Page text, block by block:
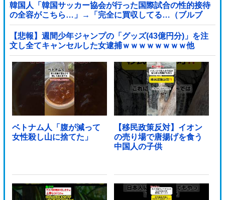
韓国人「韓国サッカー協会が行った国際試合の性的接待
の全容がこちら…」→「完全に買収してる…（ブルブ
ル」＝韓国の反応
【悲報】週間少年ジャンプの「グッズ(43億円分)」を注
文し全てキャンセルした女逮捕ｗｗｗｗｗｗｗｗ他
ベトナム人「腹が減って
女性殺し山に捨てた」
【移民政策反対】イオン
の売り場で唐揚げを食う
中国人の子供